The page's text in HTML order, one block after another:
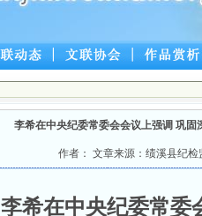
李希在中央纪委常委会会议上强调 巩
作者： 文章来源：绩溪县纪检
李希在中央纪委常委